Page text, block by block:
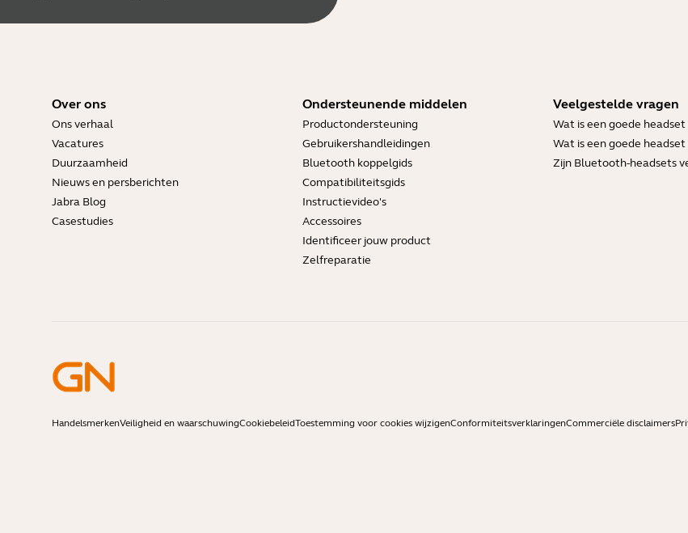
Over ons
Ons verhaal
Vacatures
Duurzaamheid
Nieuws en persberichten
Jabra Blog
Casestudies
Ondersteunende middelen
Productondersteuning
Gebruikershandleidingen
Bluetooth koppelgids
Compatibiliteitsgids
Instructievideo's
Accessoires
Identificeer jouw product
Zelfreparatie
Veelgestelde vragen
Wat is een goede headset
Wat is een goede headset
Zijn Bluetooth-headsets
HandelsmerkenVeiligheid en waarschuwingCookiebeleidToestemming voor cookies wijzigenConformiteitsverklaringenCommerciële disclaimers